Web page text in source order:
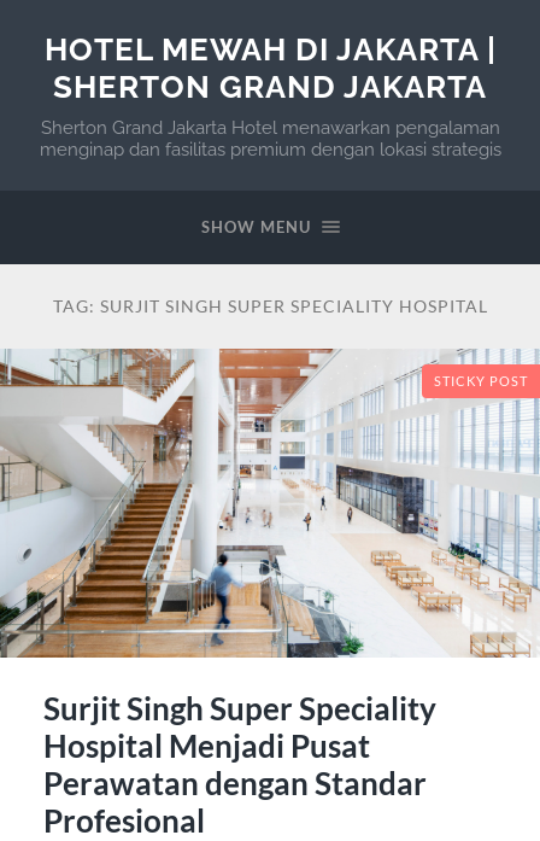
HOTEL MEWAH DI JAKARTA |
SHERTON GRAND JAKARTA
Sherton Grand Jakarta Hotel menawarkan pengalaman
menginap dan fasilitas premium dengan lokasi strategis
SHOW MENU
TAG: SURJIT SINGH SUPER SPECIALITY HOSPITAL
STICKY POST
Surjit Singh Super Speciality
Hospital Menjadi Pusat
Perawatan dengan Standar
Profesional